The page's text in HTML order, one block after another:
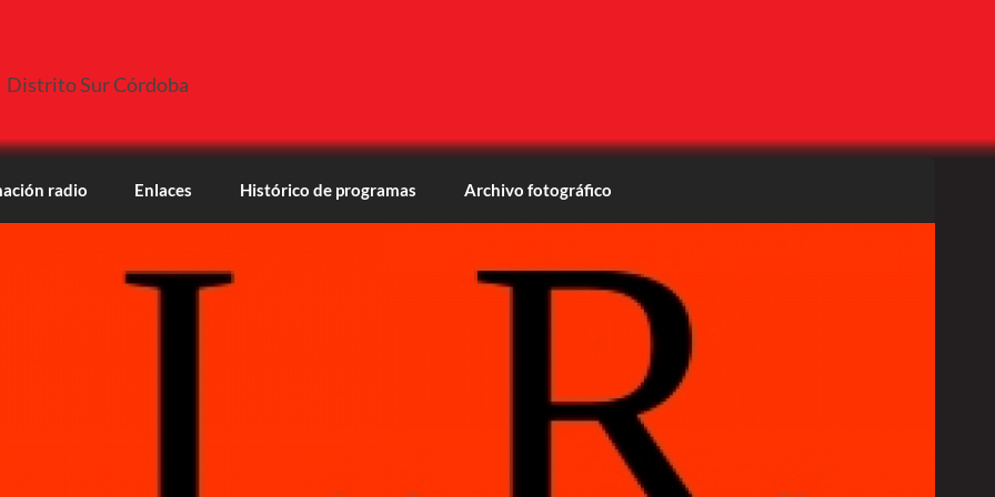
Distrito Sur Córdoba
radio Enlaces Histórico de programas Archivo fotográfico